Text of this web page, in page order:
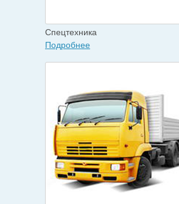
Спецтехника
Подробнее